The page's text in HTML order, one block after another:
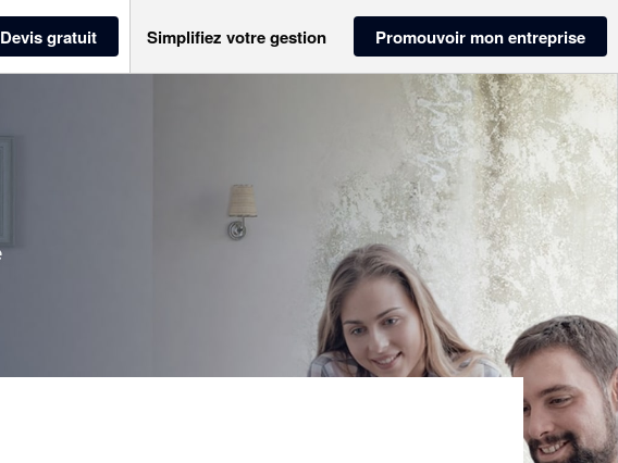
Devis gratuit Simplifiez votre gestion Promouvoir mon entreprise